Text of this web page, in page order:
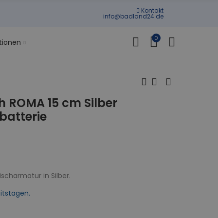
Kontakt
info@badland24.de
0
15 cm Silber
in Silber.